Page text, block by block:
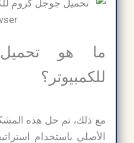
ما هو
للكمبيوتر؟
مع ذلك، تم حل هذه
الأصلي باستخدام